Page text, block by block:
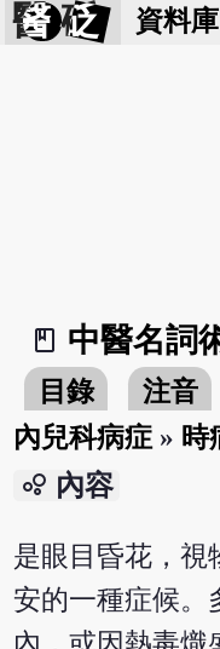
醫 砭 資料庫
book_2
中醫名詞
目錄 注音
內兒科病症 » 時
bubble_chart 內容
是眼目昏花，視
安的一種症候。